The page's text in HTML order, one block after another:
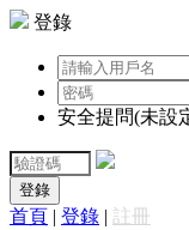
登錄
安全提問(未設
登錄
首頁 | 登錄 | 註冊